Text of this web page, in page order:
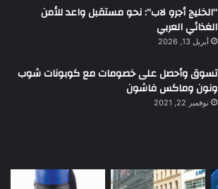
“الخليج أجرو لاب”: نحو مستقبل واعد للأمن
الغذائي العربي
أبريل 13, 2026
تسوق وأحصل على خصومات مع كوبونات شوب
ونون وماكس فاشون
نوفمبر 22, 2021